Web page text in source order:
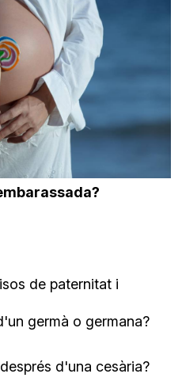
de paternitat i
germà o germana?
d'una cesària?